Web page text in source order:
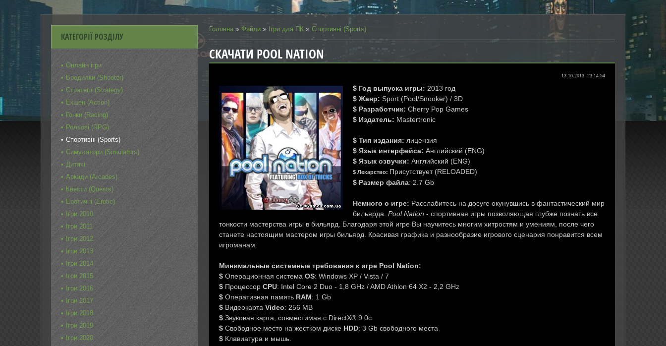
Головна» Файли» Ігри для ПК » Спортивні (Sports)
СКАЧАТИ POOL NATION
13.10.2013, 23:14:54
$ Год выпуска игры: 2013 год
$ Жанр: Sport (Pool/Snooker) / 3D
$ Разработчик: Cherry Pop Games
$ Издатель: Mastertronic
$ Тип издания: лицензия
$ Язык интерфейса: Английский (ENG)
$ Язык озвучки: Английский (ENG)
$ Лекарство: Присутствует (RELOADED)
$ Размер файла: 2.7 Gb
Немного о игре: Расслабитесь на досуге окунувшись в фантастический мир
бильярда. Pool Nation - спортивная игры позволяющая глубже познать все
тонкости мастерства игры в бильярд. Благодаря этой игре Вы научитесь многим хитростям и умениям, после чего
станете настоящим мастером игры бильярд. Красивая графика и разнообразие игрового сценария понравится всем
игроманам.
Минимальные системные требования к игре Pool Nation:
$Операционная система OS: Windows XP / Vista / 7
$Процессор CPU: Intel Core 2 Duo - 1,8 GHz / AMD Athlon 64 X2 - 2,2 GHz
$Оперативная память RAM: 1 Gb
$Видеокарта Video: 256 MB
$Звуковая карта, совместимая с DirectX® 9.0c
$Свободное место на жестком диске HDD: 3 Gb свободного места
$Клавиатура и мышь.
КАТЕГОРІЇ РОЗДІЛУ
Онлайн ігри
Бродилки (Shooter)
Стратегії (Strategy)
Екшен (Action)
Гонки (Racing)
Рольові (RPG)
Спортивні (Sports)
Симулятори (Simulators)
Дитячі
Аркади (Arcades)
Квести (Quests)
Еротичні (Erotic)
Ігри 2010
Ігри 2011
Ігри 2012
Ігри 2013
Ігри 2014
Ігри 2015
Ігри 2016
Ігри 2017
Ігри 2018
Ігри 2019
Ігри 2020